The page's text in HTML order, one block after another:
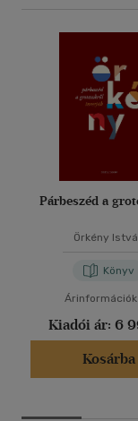
Párbeszéd a
Örkény
Könyv
Árinformációk
Kiadói ár: 6
Kosárba